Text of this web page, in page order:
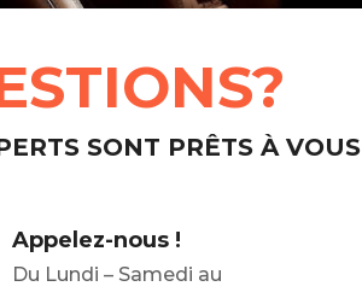
SONT PRÊTS À VOUS
Appelez-nous !
Du Lundi – Samedi au